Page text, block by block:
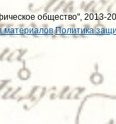
общество", 2013-
материалов Политика